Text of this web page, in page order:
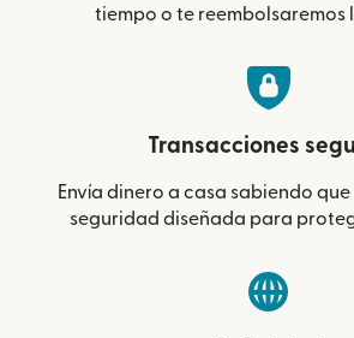
tiempo o te reembolsaremos
Transacciones
Envía dinero a casa sabiendo
seguridad diseñada para